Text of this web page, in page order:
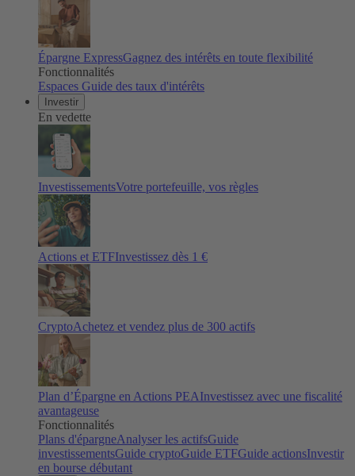
Épargne ExpressGagnez des intérêts en toute flexibilité
Fonctionnalités
Espaces Guide des taux d'intérêts
Investir
En vedette
InvestissementsVotre portefeuille, vos règles
Actions et ETFInvestissez dès 1 €
CryptoAchetez et vendez plus de 300 actifs
Plan d’Épargne en Actions PEAInvestissez avec une fiscalité
avantageuse
Fonctionnalités
Plans d'épargneAnalyser les actifsGuide
investissementsGuide cryptoGuide ETFGuide actionsInvestir
en bourse débutant